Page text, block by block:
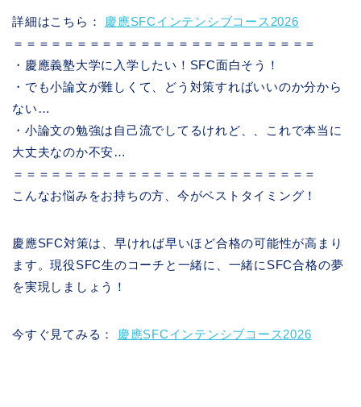
詳細はこちら：
慶應SFCインテンシブコース2026
＝＝＝＝＝＝＝＝＝＝＝＝＝＝＝＝＝＝＝＝＝＝＝＝
・慶應義塾大学に入学したい！SFC面白そう！
・でも小論文が難しくて、どう対策すればいいのか分から
ない…
・小論文の勉強は自己流でしてるけれど、、これで本当に
大丈夫なのか不安…
＝＝＝＝＝＝＝＝＝＝＝＝＝＝＝＝＝＝＝＝＝＝＝＝
こんなお悩みをお持ちの方、今がベストタイミング！
慶應SFC対策は、早ければ早いほど合格の可能性が高まり
ます。現役SFC生のコーチと一緒に、一緒にSFC合格の夢
を実現しましょう！
今すぐ見てみる： 慶應SFCインテンシブコース2026